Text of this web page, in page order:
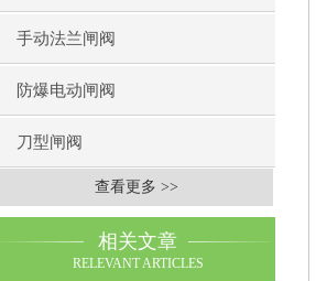
手动法兰闸阀
防爆电动闸阀
刀型闸阀
查看更多 >>
相关文章
RELEVANT ARTICLES